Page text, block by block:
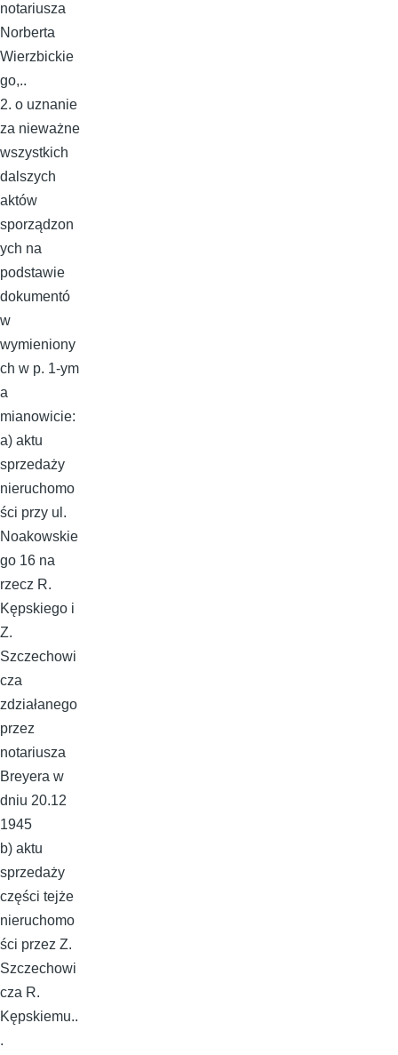
notariusza
Norberta
Wierzbickie
go,..
2. o uznanie
za nieważne
wszystkich
dalszych
aktów
sporządzon
ych na
podstawie
dokumentó
w
wymieniony
ch w p. 1-ym
a
mianowicie:
a) aktu
sprzedaży
nieruchomo
ści przy ul.
Noakowskie
go 16 na
rzecz R.
Kępskiego i
Z.
Szczechowi
cza
zdziałanego
przez
notariusza
Breyera w
dniu 20.12
1945
b) aktu
sprzedaży
części tejże
nieruchomo
ści przez Z.
Szczechowi
cza R.
Kępskiemu..
.